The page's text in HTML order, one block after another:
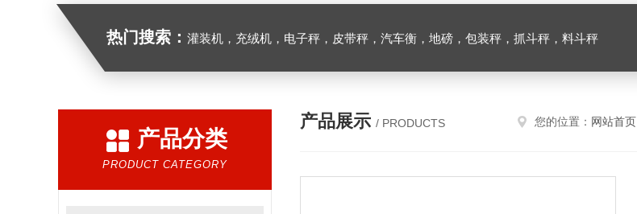
热门搜索： 灌装机，充绒机，电子秤，皮带秤，汽车衡，地磅，包装秤，抓斗秤，料斗秤
产品分类
PRODUCT CATEGORY
产品展示 / PRODUCTS 您的位置： 网站首页